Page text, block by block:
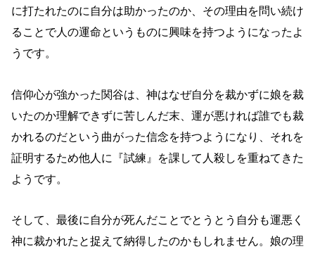
に打たれたのに自分は助かったのか、その理由を問い続け
ることで人の運命というものに興味を持つようになったよ
うです。
信仰心が強かった関谷は、神はなぜ自分を裁かずに娘を裁
いたのか理解できずに苦しんだ末、運が悪ければ誰でも裁
かれるのだという曲がった信念を持つようになり、それを
証明するため他人に『試練』を課して人殺しを重ねてきた
ようです。
そして、最後に自分が死んだことでとうとう自分も運悪く
神に裁かれたと捉えて納得したのかもしれません。娘の理